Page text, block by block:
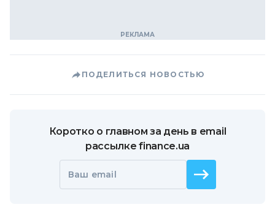
ПОДЕЛИТЬСЯ НОВОСТЬЮ
Коротко о главном за день в email
рассылке finance.ua
Ваш email